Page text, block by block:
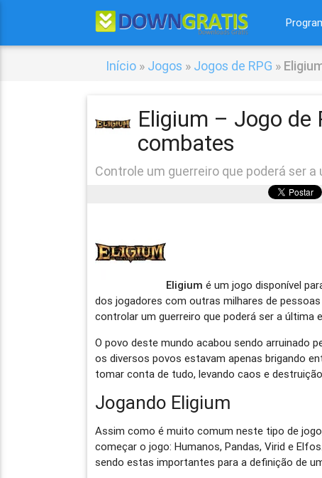
Início » Jogos » Jogos de RPG »
Eligium – Jogo de
combates
Controle um guerreiro que poderá ser
Eligium é um jogo disponível
dos jogadores com outras milhares de
controlar um guerreiro que poderá ser a última
O povo deste mundo acabou sendo arruinado
os diversos povos estavam apenas brigando
tomar conta de tudo, levando caos e
Jogando Eligium
Assim como é muito comum neste tipo de
começar o jogo: Humanos, Pandas, Virid e
sendo estas importantes para a definição de